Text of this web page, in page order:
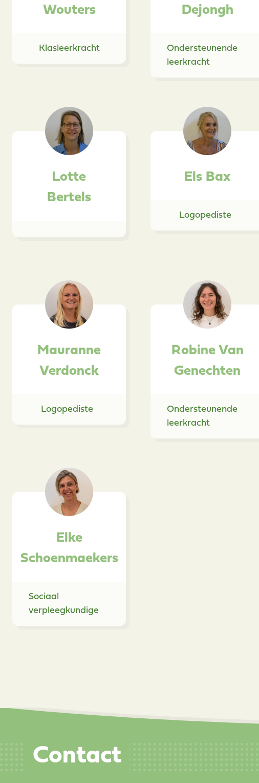
Wouters
Klasleerkracht
Dejongh
Ondersteunende
leerkracht
Lotte
Bertels
Els Bax
Logopediste
Mauranne
Verdonck
Logopediste
Robine Van
Genechten
Ondersteunende
leerkracht
Elke
Schoenmaekers
Sociaal
verpleegkundige
Contact